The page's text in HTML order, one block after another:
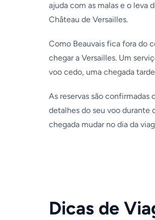
ajuda com as malas e o leva
Château de Versailles.
Como Beauvais fica fora do
chegar a Versailles. Um
voo cedo, uma chegada
As reservas são
detalhes do seu voo durante
chegada mudar no dia da
Dicas de